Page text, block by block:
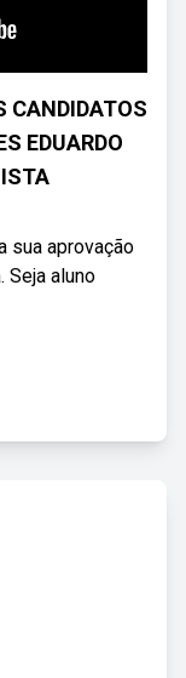
CANDIDATOS
EDUARDO
sua aprovação
Seja aluno